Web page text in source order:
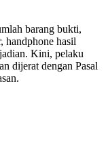
barang bukti,
handphone hasil
Kini, pelaku
dijerat dengan Pasal